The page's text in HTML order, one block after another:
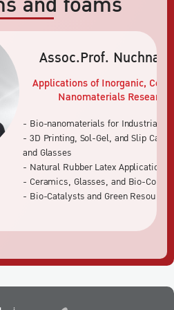
Assoc.Prof.
Applications of Inorganic,
Nanomaterials Research
- Bio-nanomaterials for Industrial
- 3D Printing, Sol-Gel, and Slip
and Glasses
- Natural Rubber Latex Applications
- Ceramics, Glasses, and Bio-
- Bio-Catalysts and Green